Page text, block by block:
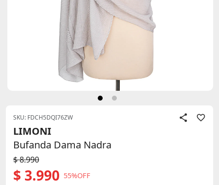
SKU: FDCH5DQI76ZW
LIMONI
Bufanda Dama Nadra
$ 8.990
$ 3.990 55%OFF